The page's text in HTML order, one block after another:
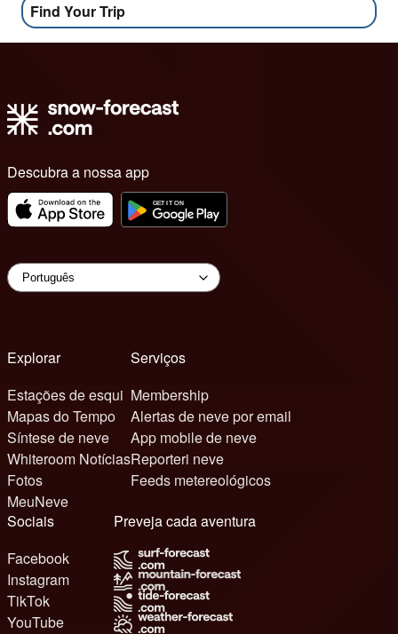
Find Your Trip
Descubra a nossa app
Explorar
Estações de esqui
Mapas do Tempo
Síntese de neve
Whiteroom Notícias
Fotos
MeuNeve
Serviços
Membership
Alertas de neve por email
App mobile de neve
Reporteri neve
Feeds metereológicos
Sociais
Facebook
Instagram
TikTok
YouTube
Preveja cada aventura